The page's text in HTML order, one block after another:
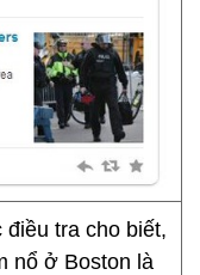
tra cho biết,
nổ ở Boston là